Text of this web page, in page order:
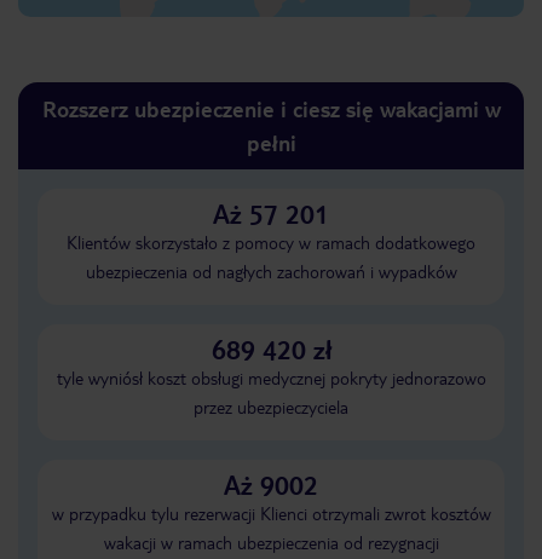
Rozszerz ubezpieczenie i ciesz się wakacjami w
pełni
Aż 57 201
Klientów skorzystało z pomocy w ramach dodatkowego
ubezpieczenia od nagłych zachorowań i wypadków
689 420 zł
tyle wyniósł koszt obsługi medycznej pokryty jednorazowo
przez ubezpieczyciela
Aż 9002
w przypadku tylu rezerwacji Klienci otrzymali zwrot kosztów
wakacji w ramach ubezpieczenia od rezygnacji